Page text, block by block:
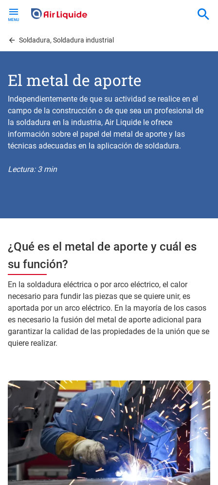
contentSoldadura, Soldadura industrial
El metal de aporte
Independientemente de que su actividad se realice en el
campo de la construcción o de que sea un profesional de
la soldadura en la industria, Air Liquide le ofrece
información sobre el papel del metal de aporte y las
técnicas adecuadas en la aplicación de soldadura.
Lectura: 3 min
¿Qué es el metal de aporte y cuál es
su función?
En la soldadura eléctrica o por arco eléctrico, el calor
necesario para fundir las piezas que se quiere unir, es
aportada por un arco eléctrico. En la mayoría de los casos
es necesario la fusión del metal de aporte adicional para
garantizar la calidad de las propiedades de la unión que se
quiere realizar.